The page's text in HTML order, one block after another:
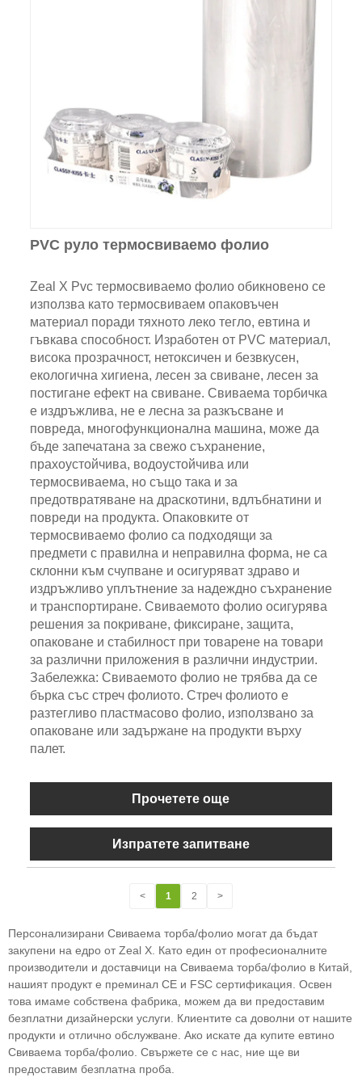
PVC руло термосвиваемо фолио
Zeal X Pvc термосвиваемо фолио обикновено се
използва като термосвиваем опаковъчен
материал поради тяхното леко тегло, евтина и
гъвкава способност. Изработен от PVC материал,
висока прозрачност, нетоксичен и безвкусен,
екологична хигиена, лесен за свиване, лесен за
постигане ефект на свиване. Свиваема торбичка
е издръжлива, не е лесна за разкъсване и
повреда, многофункционална машина, може да
бъде запечатана за свежо съхранение,
прахоустойчива, водоустойчива или
термосвиваема, но също така и за
предотвратяване на драскотини, вдлъбнатини и
повреди на продукта. Опаковките от
термосвиваемо фолио са подходящи за
предмети с правилна и неправилна форма, не са
склонни към счупване и осигуряват здраво и
издръжливо уплътнение за надеждно съхранение
и транспортиране. Свиваемото фолио осигурява
решения за покриване, фиксиране, защита,
опаковане и стабилност при товарене на товари
за различни приложения в различни индустрии.
Забележка: Свиваемото фолио не трябва да се
бърка със стреч фолиото. Стреч фолиото е
разтегливо пластмасово фолио, използвано за
опаковане или задържане на продукти върху
палет.
Прочетете още
Изпратете запитване
< 1 2 >
Персонализирани Свиваема торба/фолио могат да бъдат
закупени на едро от Zeal X. Като един от професионалните
производители и доставчици на Свиваема торба/фолио в Китай,
нашият продукт е преминал CE и FSC сертификация. Освен
това имаме собствена фабрика, можем да ви предоставим
безплатни дизайнерски услуги. Клиентите са доволни от нашите
продукти и отлично обслужване. Ако искате да купите евтино
Свиваема торба/фолио. Свържете се с нас, ние ще ви
предоставим безплатна проба.